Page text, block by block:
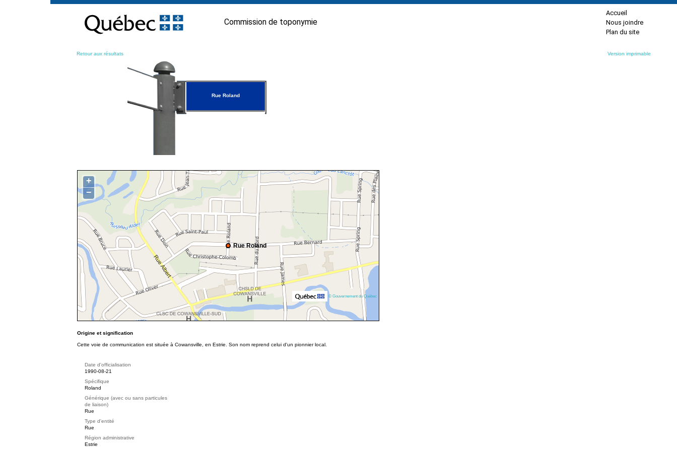
contenu
Commission de toponymie
Accueil
Nous joindre
Plan du site
Retour aux résultats Version imprimable
Rue Roland
Rue Roland
+
−
© Gouvernement du Québec
Origine et signification
Cette voie de communication est située à Cowansville, en Estrie. Son nom reprend celui d'un pionnier local.
Date d'officialisation
1990-08-21
Spécifique
Roland
Générique (avec ou sans particules
de liaison)
Rue
Type d'entité
Rue
Région administrative
Estrie